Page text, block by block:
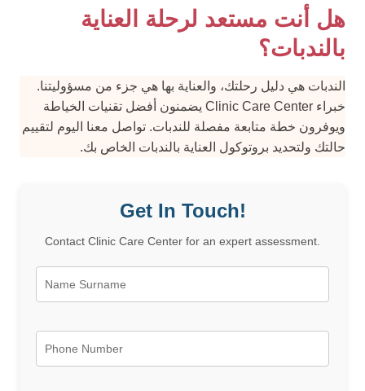
هل أنت مستعد لرحلة العناية
بالندبات؟
الندبات هي دليل رحلتك، والعناية بها هي جزء من مسؤوليتنا.
خبراء Clinic Care Center يضمنون أفضل تقنيات الخياطة
ويوفرون خطة متابعة مفصلة للندبات. تواصل معنا اليوم لتقييم
حالتك ولتحديد بروتوكول العناية بالندبات الخاص بك.
Get In Touch!
Contact Clinic Care Center for an expert assessment.